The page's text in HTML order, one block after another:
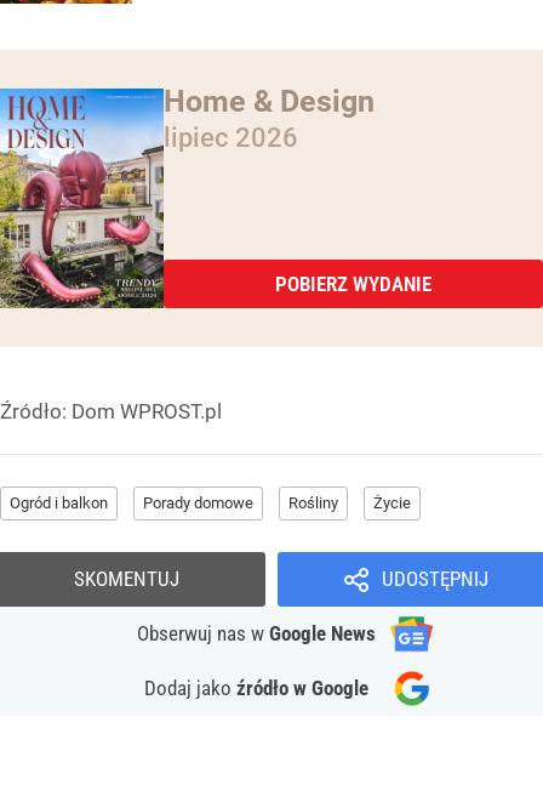
Home & Design
lipiec 2026
POBIERZ WYDANIE
Źródło: Dom WPROST.pl
Ogród i balkon Porady domowe Rośliny Życie
UDOSTĘPNIJ
Obserwuj nas w Google News
Dodaj jako źródło w Google
SKOMENTUJ